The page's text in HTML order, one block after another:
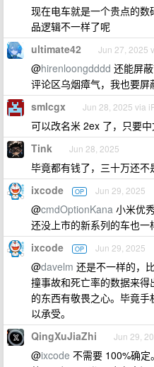
现在电车就是一个贵点的
品逻辑不一样了呢
ultimate42 Jun 27, 2025
@hirenloongdddd 还能屏
评论区乌烟瘴气，我也要屏
smlcgx Jun 28, 2025 via
可以改名米 2ex 了，只要
Tink Jun 28, 2025
毕竟都有钱了，三十万还不
ixcode OP Jun 29, 2025
@cmdOptionKana 小米优
还没上市的新系列的车也一
ixcode OP Jun 29, 2025
@davelm 还是不一样的，
撞事故和死亡率的数据来
的东西有敬畏之心。毕竟
以承受。
QingXuJiaZhi Jun 29,
@ixcode 不需要 100%确